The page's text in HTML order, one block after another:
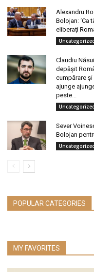
Alexandru
Bolojan: ‘Ca
eliberați
Claudiu
depășit
cumpărare și
ajunge
peste...
Sever
Bolojan
POPULAR CATEGORIES
MY FAVORITES